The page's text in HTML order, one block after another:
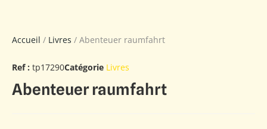
Accueil / Livres / Abenteuer raumfahrt
Ref : tp17290Catégorie Livres
Abenteuer raumfahrt